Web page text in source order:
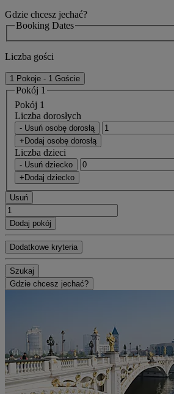
Gdzie chcesz jechać?
Booking Dates
Liczba gości
1 Pokoje - 1 Goście
Pokój 1
Pokój 1
Liczba dorosłych
- Usuń osobę dorosłą
+Dodaj osobę dorosłą
Liczba dzieci
- Usuń dziecko
+Dodaj dziecko
Usuń
Dodaj pokój
Dodatkowe kryteria
Szukaj
Gdzie chcesz jechać?